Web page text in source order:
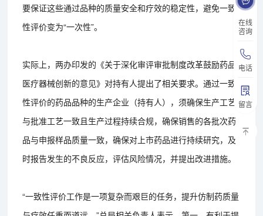
在线
咨询
电话
留言
要保证这些通过品种的质量安全和疗效的稳定性，避免一致
性评价变为“一次性”。
实际上，两办印发的《关于深化审评审批制度改革鼓励药品
医疗器械创新的意见》对持有人提出了相关要求。通过一致
性评价的药品品种的生产企业（持有人），须确保生产工艺
与批准工艺一致且生产过程持续合规，确保销售的各批次药
品与申报样品质量一致，确保对上市药品进行持续研究，及
时报告发生的不良反应，评估风险情况，并提出改进措施。
“一致性评价工作是一项复杂而艰巨的任务，提升仿制药质量